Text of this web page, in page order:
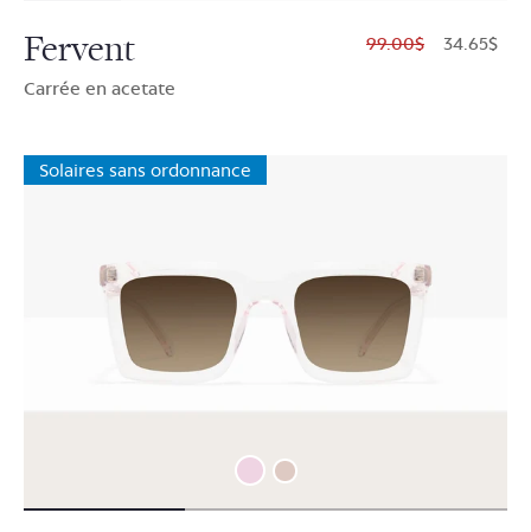
Fervent
Carrée en acetate
$99.00 $34.65
Solaires sans ordonnance